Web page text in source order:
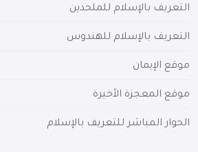
التعريف بالإسلام للملحدين
التعريف بالإسلام للهندوس
موقع الإيمان
موقع المعجزة الأخيرة
الحوار المباشر للتعريف بالإسلام